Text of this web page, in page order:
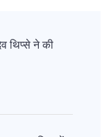
थिप्से ने की